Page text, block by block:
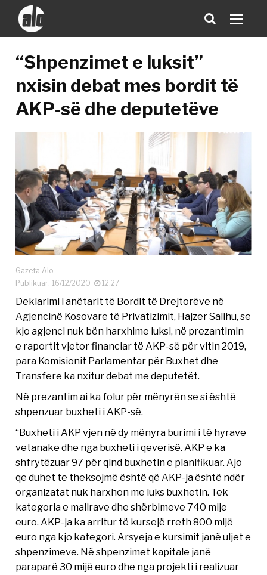
“Shpenzimet e luksit”
nxisin debat mes bordit të
AKP-së dhe deputetëve
Gazeta Alo
Publikuar: 16/12/2020
12:27
Deklarimi i anëtarit të Bordit të Drejtorëve në
Agjencinë Kosovare të Privatizimit, Hajzer Salihu, se
kjo agjenci nuk bën harxhime luksi, në prezantimin
e raportit vjetor financiar të AKP-së për vitin 2019,
para Komisionit Parlamentar për Buxhet dhe
Transfere ka nxitur debat me deputetët.
Në prezantim ai ka folur për mënyrën se si është
shpenzuar buxheti i AKP-së.
“Buxheti i AKP vjen në dy mënyra burimi i të hyrave
vetanake dhe nga buxheti i qeverisë. AKP e ka
shfrytëzuar 97 për qind buxhetin e planifikuar. Ajo
qe duhet te theksojmë është që AKP-ja është ndër
organizatat nuk harxhon me luks buxhetin. Tek
kategoria e mallrave dhe shërbimeve 740 mije
euro. AKP-ja ka arritur të kursejë rreth 800 mijë
euro nga kjo kategori. Arsyeja e kursimit janë uljet e
shpenzimeve. Në shpenzimet kapitale janë
paraparë 30 mijë euro dhe nga projekti i realizuar